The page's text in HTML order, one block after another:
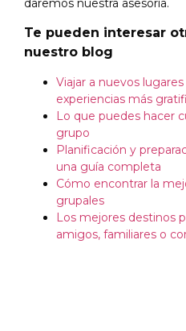
daremos nuestra asesoría.
Te pueden interesar
nuestro blog
Viajar a nuevos
experiencias más
Lo que puedes hacer
grupo
Planificación y
una guía completa
Cómo encontrar la
grupales
Los mejores destinos
amigos, familiares o